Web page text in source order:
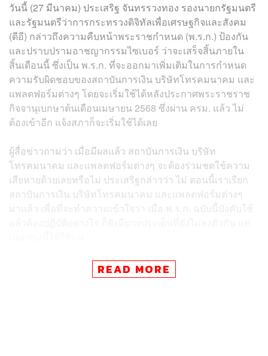
วันนี้ (27 มีนาคม) ประเสริฐ จันทรรวงทอง รองนายกรัฐมนตรี
และรัฐมนตรีว่าการกระทรวงดิจิทัลเพื่อเศรษฐกิจและสังคม
(ดีอี) กล่าวถึงความคืบหน้าพระราชกำหนด (พ.ร.ก.) ป้องกัน
และปราบปรามอาชญากรรมไซเบอร์ ว่าจะเสร็จสิ้นภายใน
สิ้นเดือนนี้ ซึ่งเป็น พ.ร.ก. ที่จะออกมาเพิ่มเติมในการกำหนด
ความรับผิดชอบของสถาบันการเงิน บริษัทโทรคมนาคม และ
แพลตฟอร์มต่างๆ โดยจะเริ่มใช้ได้หลังประกาศพระราชราช
กิจจานุเบกษาต้นเดือนเมษายน 2568 ซึ่งผ่าน ครม. แล้ว ไม่
ต้องเข้าอีก แจ้งสภาก็จะเริ่มใช้ได้เลย
ผู้สื่อข่าวถามว่า เมื่อมีผลแล้ว สถาบันการเงิน บริษัท
โทรคมนาคม และแพลตฟอร์มต่างๆ จะต้องร่วมชดใช้ความ
เสียหายด้วยเลยหรือไม่ ประเสริฐกล่าวว่า ไม่ ตอนนี้เราเรียก
สถาบันการเงิน บริษัทโทรคมนาคม และแพลตฟอร์มต่างๆ
มาแล้ว เพื่อที่จะทำความเข้าใจว่า เมื่อ พ.ร.ก. ฉบับนี้บังคับใช้
ประเสริฐกล่าวพร้อมยกตัวอย่าง เช่น เรามีข้อกำหนดที่บอก
ให้ธนาคารดำเนินการ อย่างเรื่องเปิดบัญชีต้องเปิดได้ยากขึ้น
READ MORE